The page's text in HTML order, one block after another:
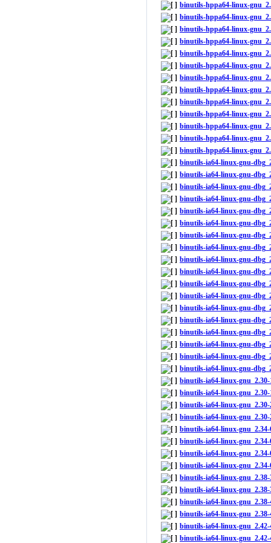
binutils-hppa64-linux-
binutils-hppa64-linux-
binutils-hppa64-linux-
binutils-hppa64-linux-
binutils-hppa64-linux-
binutils-hppa64-linux-
binutils-hppa64-linux-
binutils-hppa64-linux-
binutils-hppa64-linux-
binutils-hppa64-linux-
binutils-hppa64-linux-
binutils-hppa64-linux-
binutils-hppa64-linux-
binutils-ia64-linux-gnu-
binutils-ia64-linux-gnu-
binutils-ia64-linux-gnu-
binutils-ia64-linux-gnu-
binutils-ia64-linux-gnu-
binutils-ia64-linux-gnu-
binutils-ia64-linux-gnu-
binutils-ia64-linux-gnu-
binutils-ia64-linux-gnu-
binutils-ia64-linux-gnu-
binutils-ia64-linux-gnu-
binutils-ia64-linux-gnu-
binutils-ia64-linux-gnu-
binutils-ia64-linux-gnu-
binutils-ia64-linux-gnu-
binutils-ia64-linux-gnu-
binutils-ia64-linux-gnu-
binutils-ia64-linux-gnu-
binutils-ia64-linux-
binutils-ia64-linux-
binutils-ia64-linux-
binutils-ia64-linux-
binutils-ia64-linux-
binutils-ia64-linux-
binutils-ia64-linux-
binutils-ia64-linux-
binutils-ia64-linux-
binutils-ia64-linux-
binutils-ia64-linux-
binutils-ia64-linux-
binutils-ia64-linux-
binutils-ia64-linux-